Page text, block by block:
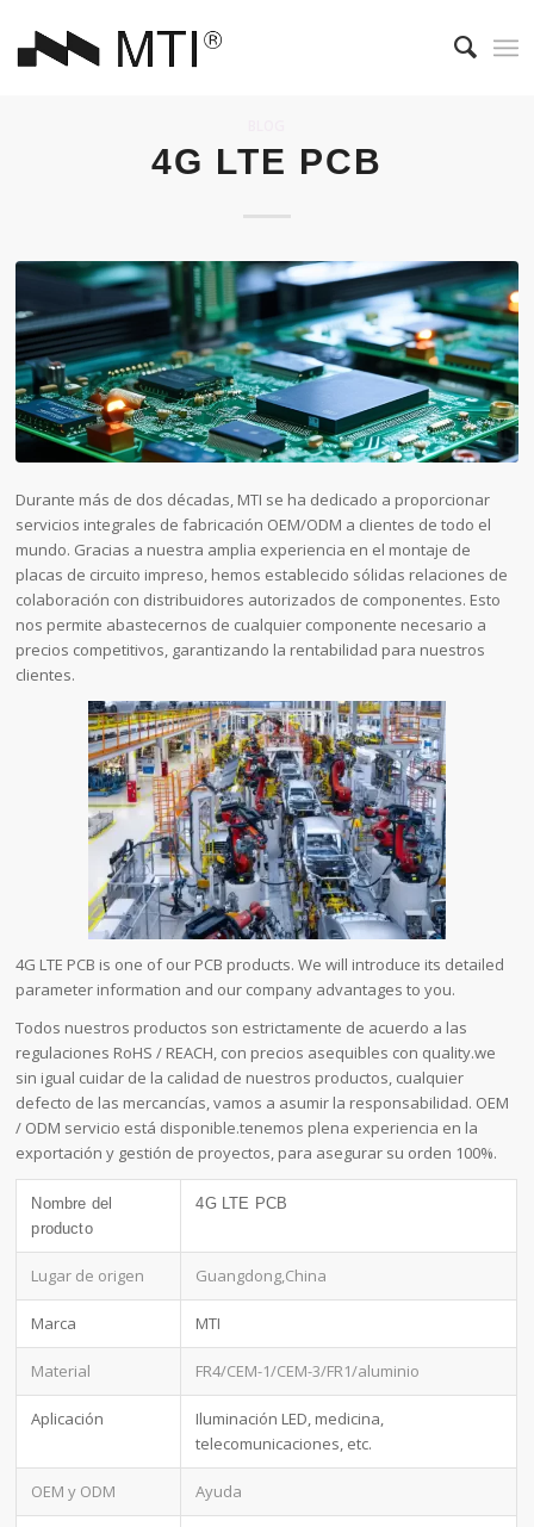
4G LTE PCB
Durante más de dos décadas, MTI se ha dedicado a proporcionar
servicios integrales de fabricación OEM/ODM a clientes de todo el
mundo. Gracias a nuestra amplia experiencia en el montaje de
placas de circuito impreso, hemos establecido sólidas relaciones de
colaboración con distribuidores autorizados de componentes. Esto
nos permite abastecernos de cualquier componente necesario a
precios competitivos, garantizando la rentabilidad para nuestros
clientes.
4G LTE PCB is one of our PCB products. We will introduce its detailed
parameter information and our company advantages to you.
Todos nuestros productos son estrictamente de acuerdo a las
regulaciones RoHS / REACH, con precios asequibles con quality.we
sin igual cuidar de la calidad de nuestros productos, cualquier
defecto de las mercancías, vamos a asumir la responsabilidad. OEM
/ ODM servicio está disponible.tenemos plena experiencia en la
exportación y gestión de proyectos, para asegurar su orden 100%.
Nombre del
producto
4G LTE PCB
Lugar de origen Guangdong,China
Marca MTI
Material FR4/CEM-1/CEM-3/FR1/aluminio
Aplicación
Iluminación LED, medicina,
telecomunicaciones, etc.
OEM y ODM Ayuda